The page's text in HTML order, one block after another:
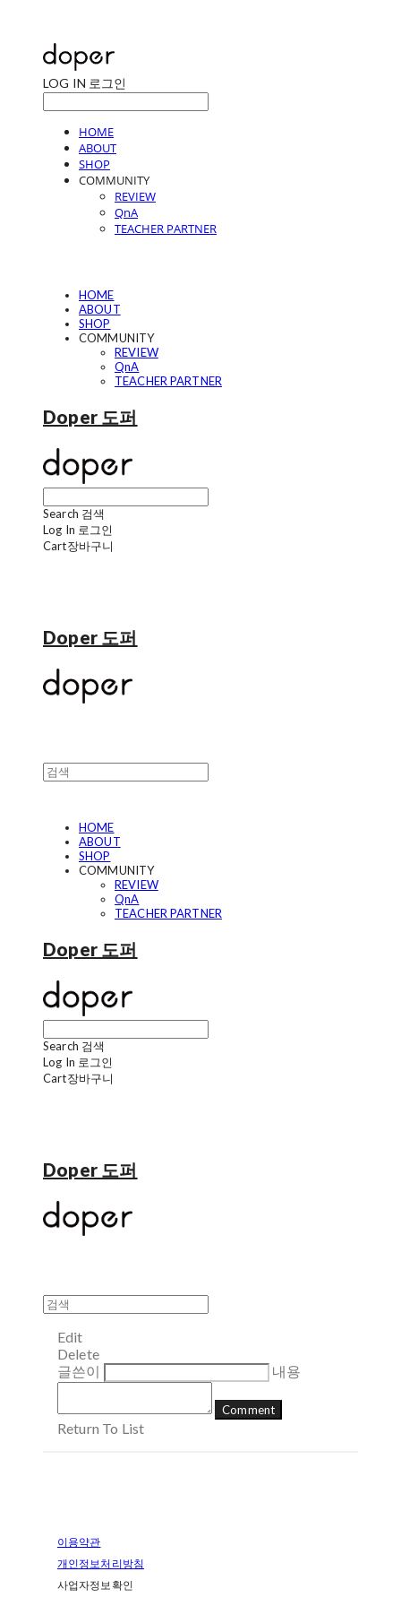
LOG IN 로그인
HOME
ABOUT
SHOP
COMMUNITY
REVIEW
QnA
TEACHER PARTNER
HOME
ABOUT
SHOP
COMMUNITY
REVIEW
QnA
TEACHER PARTNER
Doper 도퍼
Search 검색
Log In 로그인
Cart장바구니
Doper 도퍼
HOME
ABOUT
SHOP
COMMUNITY
REVIEW
QnA
TEACHER PARTNER
Doper 도퍼
Search 검색
Log In 로그인
Cart장바구니
Doper 도퍼
Edit
Delete
글쓴이
내용
Comment
Return To List
이용약관
개인정보처리방침
사업자정보확인